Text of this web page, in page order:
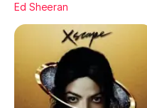
Ed Sheeran